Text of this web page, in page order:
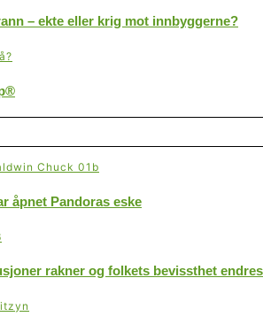
– ekte eller krig mot innbyggerne?
åpnet Pandoras eske
rakner og folkets bevissthet endres